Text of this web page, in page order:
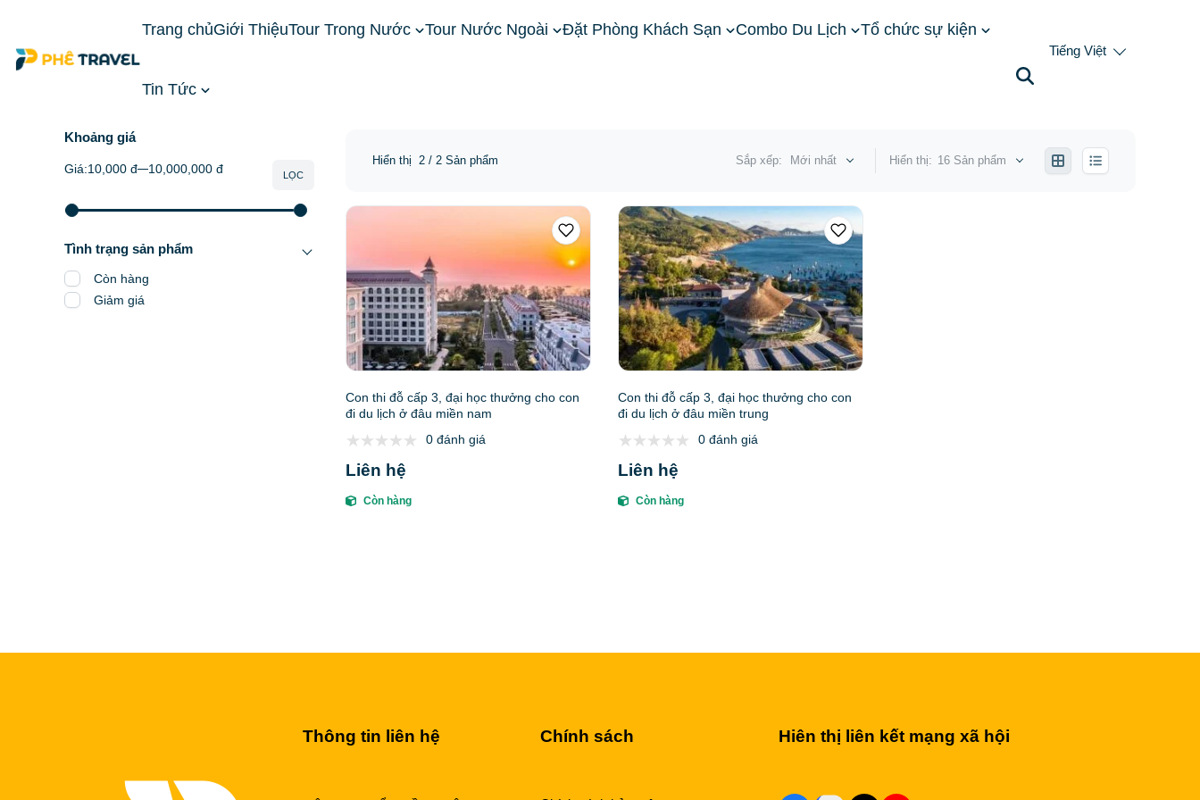
Trang chủGiới ThiệuTour Trong Nước Tour Nước Ngoài Đặt Phòng Khách Sạn Combo Du Lịch Tổ chức sự kiện
Tin Tức
Tiếng Việt
Du Lịch Châu Á
Khoảng giá
Giá:10,000 đ 10,000,000 đ LỌC
Tình trạng sản phẩm
Còn hàng
Giảm giá
Hiển thị 2 / 2 Sản phẩm Sắp xếp: Mới nhất Hiển thị: 16 Sản phẩm
Con thi đỗ cấp 3, đại học thưởng cho con
đi du lịch ở đâu miền nam
0 đánh giá
Liên hệ
Còn hàng
Con thi đỗ cấp 3, đại học thưởng cho con
đi du lịch ở đâu miền trung
0 đánh giá
Liên hệ
Còn hàng
Thông tin liên hệ Chính sách Hiên thị liên kết mạng xã hội